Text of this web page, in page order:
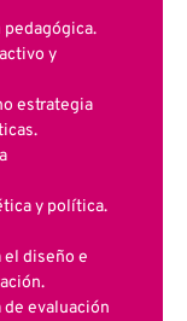
y
estrategia
y política.
el diseño e
evaluación